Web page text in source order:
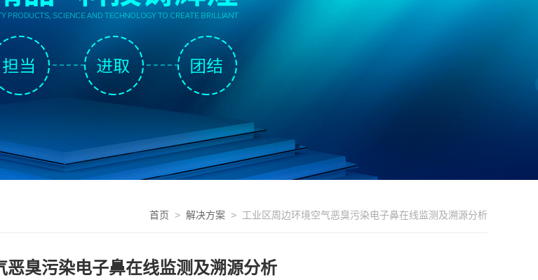
首页 > 解决方案 > 工业区周边环境空气恶臭污染电子鼻在线监测及溯源分析
恶臭污染电子鼻在线监测及溯源分析